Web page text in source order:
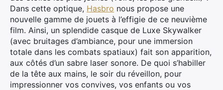
Dans cette optique, Hasbro nous propose une
nouvelle gamme de jouets à l’effigie de ce neuvième
film. Ainsi, un splendide casque de Luxe Skywalker
(avec bruitages d’ambiance, pour une immersion
totale dans les combats spatiaux) fait son apparition,
aux côtés d’un sabre laser sonore. De quoi s’habiller
de la tête aux mains, le soir du réveillon, pour
impressionner vos convives, vos enfants ou vos